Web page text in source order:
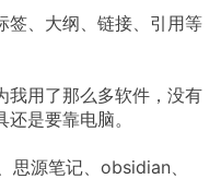
签、大纲、链接、引用等
我用了那么多软件，没有
是要靠电脑。
思源笔记、obsidian、